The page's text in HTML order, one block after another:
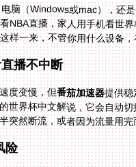
脑（Windows或mac），还
样一来，不管你用什么设备
播不中断
度变慢，但番茄加速器提供稳
音和游戏打造
突然断流，或者因为流量用
险